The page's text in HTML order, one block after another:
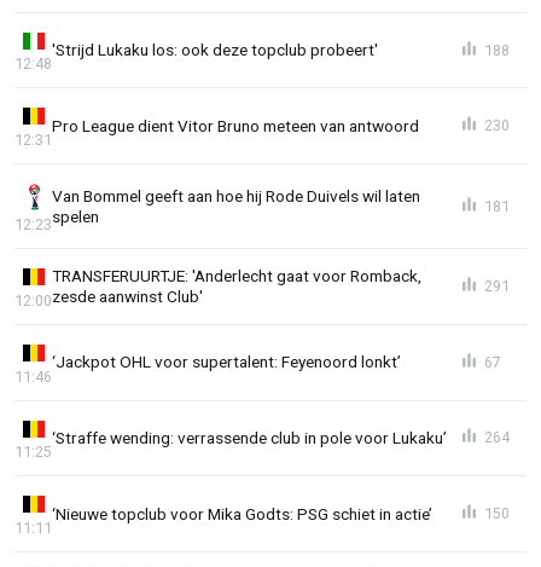
'Strijd Lukaku los: ook deze topclub probeert'
12:48
188
Pro League dient Vitor Bruno meteen van antwoord
12:31
230
Van Bommel geeft aan hoe hij Rode Duivels wil laten
spelen
12:23
181
TRANSFERUURTJE: 'Anderlecht gaat voor Romback,
zesde aanwinst Club'
12:00
291
‘Jackpot OHL voor supertalent: Feyenoord lonkt’
11:46
67
‘Straffe wending: verrassende club in pole voor Lukaku’
11:25
264
‘Nieuwe topclub voor Mika Godts: PSG schiet in actie’
11:11
150